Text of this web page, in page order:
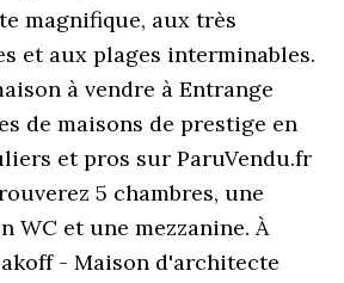
magnifique, aux très
et aux plages interminables.
à vendre à Entrange
de maisons de prestige en
et pros sur ParuVendu.fr
5 chambres, une
WC et une mezzanine. À
- Maison d'architecte